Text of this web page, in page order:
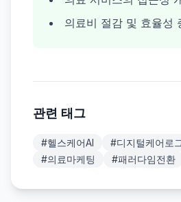
의료비 절감 및 효율성
관련 태그
#헬스케어AI #디지털케어로
#의료마케팅 #패러다임전환